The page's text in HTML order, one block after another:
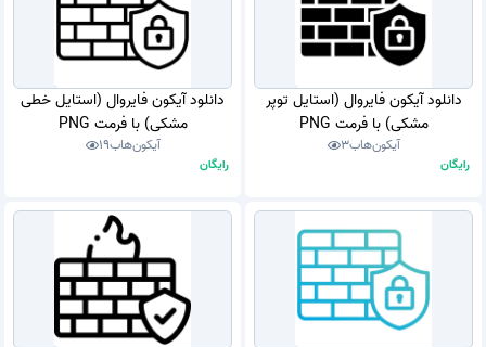
دانلود آیکون فایروال (استایل توپر
مشکی) با فرمت PNG
آیکون‌هاب3
رایگان
دانلود آیکون فایروال (استایل خطی
مشکی) با فرمت PNG
آیکون‌هاب19
رایگان